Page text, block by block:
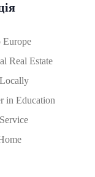
Europe
Real Estate
in Education